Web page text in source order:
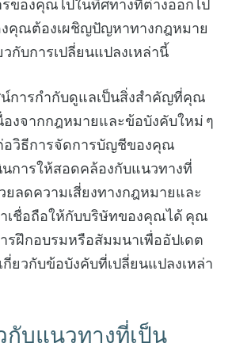
ของคุณไปในทิศทางที่ต่างออกไป
งคุณต้องเผชิญปัญหาทางกฎหมาย
กับการเปลี่ยนแปลงเหล่านี้
การกำกับดูแลเป็นสิ่งสำคัญที่คุณ
องจากกฎหมายและข้อบังคับใหม่ ๆ
อวิธีการจัดการบัญชีของคุณ
นการให้สอดคล้องกับแนวทางที่
ลดความเสี่ยงทางกฎหมายและ
าเชื่อถือให้กับบริษัทของคุณได้ คุณ
รฝึกอบรมหรือสัมมนาเพื่ออัปเดต
ยวกับข้อบังคับที่เปลี่ยนแปลงเหล่า
กับแนวทางที่เป็น